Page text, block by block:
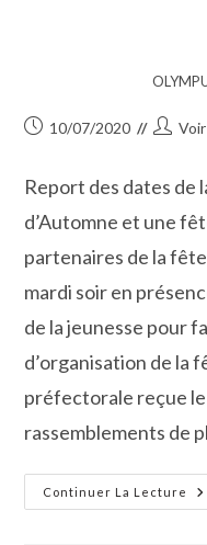
Publication
10/07/2020
Auteur/
Report des dates de
d’Automne et une
partenaires de la
mardi soir en
de la jeunesse pour
d’organisation de la
préfectorale reçue
rassemblements de
Continuer La Lecture
La